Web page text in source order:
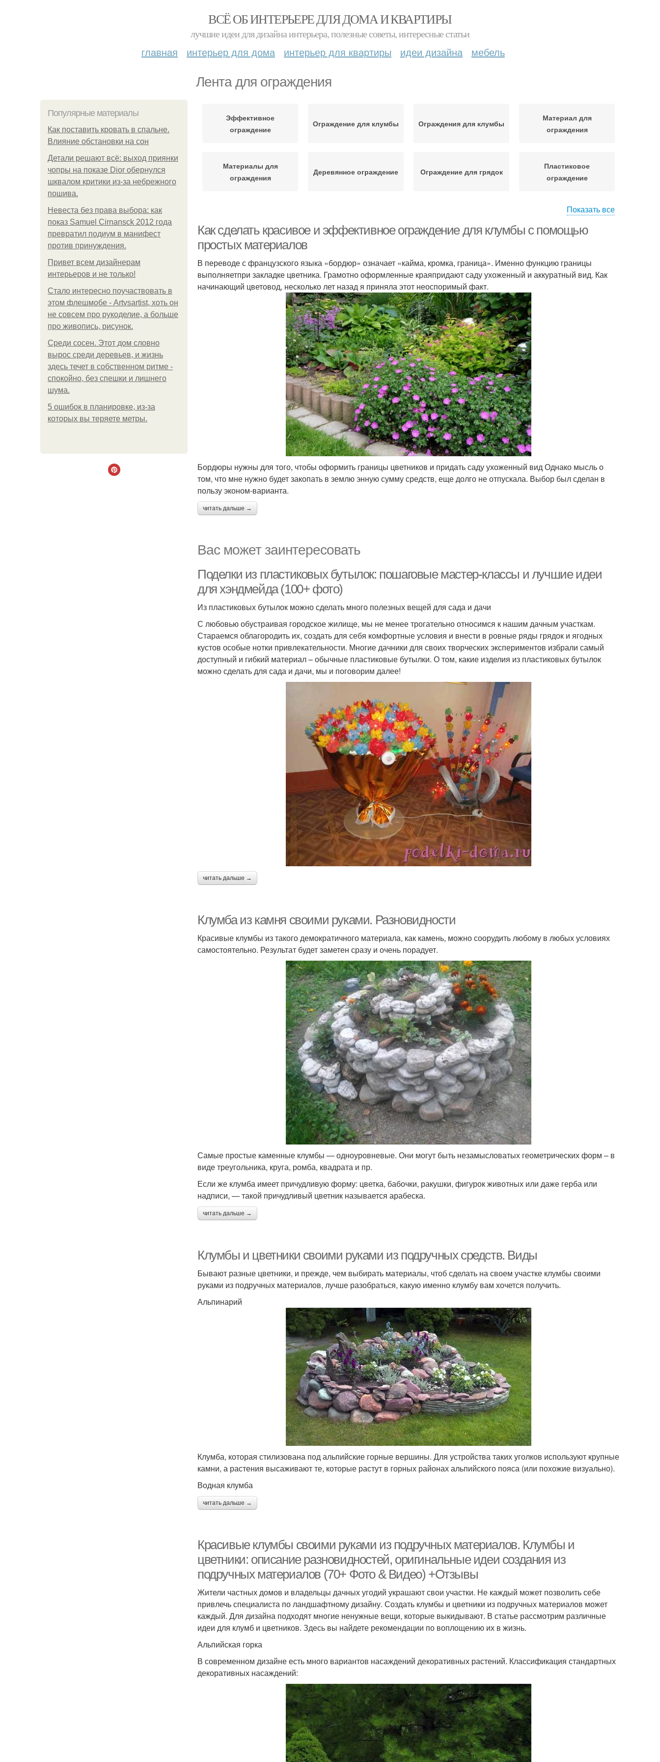
ВСЁ ОБ ИНТЕРЬЕРЕ ДЛЯ ДОМА И КВАРТИРЫ
лучшие идеи для дизайна интерьера, полезные советы, интересные статьи
главная интерьер для дома интерьер для квартиры идеи дизайна мебель
Лента для ограждения
Популярные материалы
Как поставить кровать в спальне.
Влияние обстановки на сон
Детали решают всё: выход приянки
чопры на показе Dior обернулся
шквалом критики из-за небрежного
пошива.
Невеста без права выбора: как
показ Samuel Cirnansck 2012 года
превратил подиум в манифест
против принуждения.
Привет всем дизайнерам
интерьеров и не только!
Стало интересно поучаствовать в
этом флешмобе - Artvsartist, хоть он
не совсем про рукоделие, а больше
про живопись, рисунок.
Среди сосен. Этот дом словно
вырос среди деревьев, и жизнь
здесь течет в собственном ритме -
спокойно, без спешки и лишнего
шума.
5 ошибок в планировке, из-за
которых вы теряете метры.
Эффективное
ограждение
Ограждение для клумбы Ограждения для клумбы
Материал для
ограждения
Материалы для
ограждения
Деревянное ограждение Ограждение для грядок
Пластиковое
ограждение
ограждения
Потенциальные
ограждения
Показать все
Как сделать красивое и эффективное ограждение для клумбы с помощью
простых материалов
В переводе с французского языка «бордюр» означает «кайма, кромка, граница». Именно функцию границы
выполняетпри закладке цветника. Грамотно оформленные краяпридают саду ухоженный и аккуратный вид. Как
начинающий цветовод, несколько лет назад я приняла этот неоспоримый факт.
Бордюры нужны для того, чтобы оформить границы цветников и придать саду ухоженный вид Однако мысль о
том, что мне нужно будет закопать в землю энную сумму средств, еще долго не отпускала. Выбор был сделан в
пользу эконом-варианта.
читать дальше →
Вас может заинтересовать
Поделки из пластиковых бутылок: пошаговые мастер-классы и лучшие идеи
для хэндмейда (100+ фото)
Из пластиковых бутылок можно сделать много полезных вещей для сада и дачи
С любовью обустраивая городское жилище, мы не менее трогательно относимся к нашим дачным участкам.
Стараемся облагородить их, создать для себя комфортные условия и внести в ровные ряды грядок и ягодных
кустов особые нотки привлекательности. Многие дачники для своих творческих экспериментов избрали самый
доступный и гибкий материал – обычные пластиковые бутылки. О том, какие изделия из пластиковых бутылок
можно сделать для сада и дачи, мы и поговорим далее!
читать дальше →
Клумба из камня своими руками. Разновидности
Красивые клумбы из такого демократичного материала, как камень, можно соорудить любому в любых условиях
самостоятельно. Результат будет заметен сразу и очень порадует.
Самые простые каменные клумбы — одноуровневые. Они могут быть незамысловатых геометрических форм – в
виде треугольника, круга, ромба, квадрата и пр.
Если же клумба имеет причудливую форму: цветка, бабочки, ракушки, фигурок животных или даже герба или
надписи, — такой причудливый цветник называется арабеска.
читать дальше →
Клумбы и цветники своими руками из подручных средств. Виды
Бывают разные цветники, и прежде, чем выбирать материалы, чтоб сделать на своем участке клумбы своими
руками из подручных материалов, лучше разобраться, какую именно клумбу вам хочется получить.
Альпинарий
Клумба, которая стилизована под альпийские горные вершины. Для устройства таких уголков используют крупные
камни, а растения высаживают те, которые растут в горных районах альпийского пояса (или похожие визуально).
Водная клумба
читать дальше →
Красивые клумбы своими руками из подручных материалов. Клумбы и
цветники: описание разновидностей, оригинальные идеи создания из
подручных материалов (70+ Фото & Видео) +Отзывы
Жители частных домов и владельцы дачных угодий украшают свои участки. Не каждый может позволить себе
привлечь специалиста по ландшафтному дизайну. Создать клумбы и цветники из подручных материалов может
каждый. Для дизайна подходят многие ненужные вещи, которые выкидывают. В статье рассмотрим различные
идеи для клумб и цветников. Здесь вы найдете рекомендации по воплощению их в жизнь.
Альпийская горка
В современном дизайне есть много вариантов насаждений декоративных растений. Классификация стандартных
декоративных насаждений: